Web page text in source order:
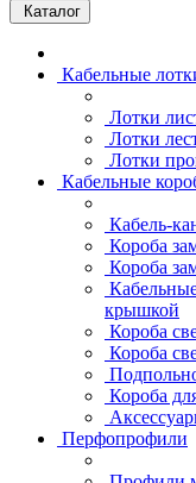
Каталог
Кабельные
Лотки
Лотки
Лотки
Кабельные
Кабель-
Короба
Короба
крышкой
Короба
Короба
Короба
Перфопрофили